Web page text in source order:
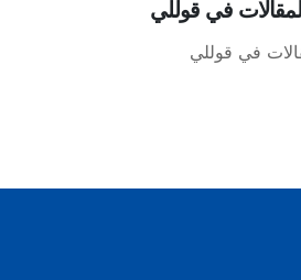
في قوللي
في قوللي